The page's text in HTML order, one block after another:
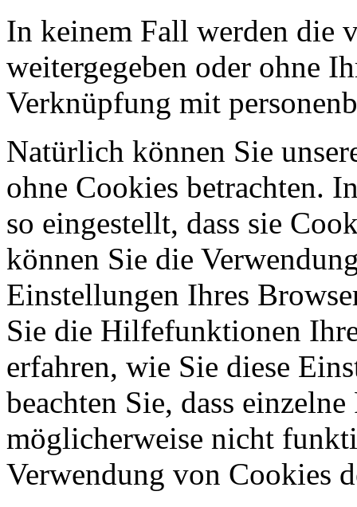
In keinem Fall werden die
weitergegeben oder ohne
Verknüpfung mit
Natürlich können Sie
ohne Cookies betrachten.
so eingestellt, dass sie
können Sie die
Einstellungen Ihres
Sie die Hilfefunktionen
erfahren, wie Sie diese
beachten Sie, dass
möglicherweise nicht
Verwendung von Cookies